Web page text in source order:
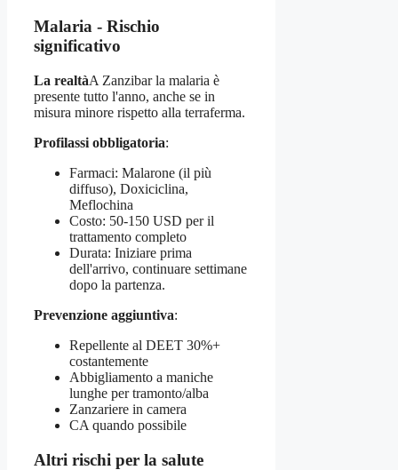
Malaria - Rischio
significativo
La realtàA Zanzibar la malaria è
presente tutto l'anno, anche se in
misura minore rispetto alla terraferma.
Profilassi obbligatoria:
Farmaci: Malarone (il più
diffuso), Doxiciclina,
Meflochina
Costo: 50-150 USD per il
trattamento completo
Durata: Iniziare prima
dell'arrivo, continuare settimane
dopo la partenza.
Prevenzione aggiuntiva:
Repellente al DEET 30%+
costantemente
Abbigliamento a maniche
lunghe per tramonto/alba
Zanzariere in camera
CA quando possibile
Altri rischi per la salute